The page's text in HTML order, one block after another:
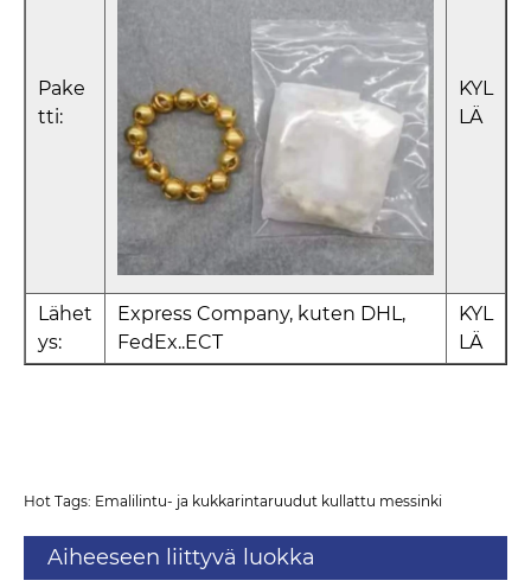
Pake
tti:
KYL
LÄ
Lähet
ys:
Express Company, kuten DHL,
FedEx..ECT
KYL
LÄ
Hot Tags: Emalilintu- ja kukkarintaruudut kullattu messinki
Aiheeseen liittyvä luokka